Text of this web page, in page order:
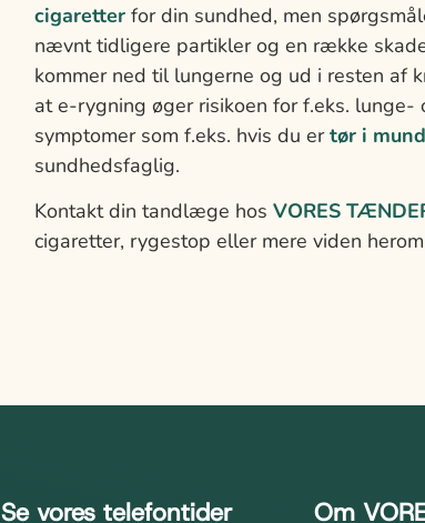
cigaretter for din sundhed, men
nævnt tidligere partikler og en række
kommer ned til lungerne og ud i resten af
at e-rygning øger risikoen for f.eks.
symptomer som f.eks. hvis du ertør i
sundhedsfaglig.
Kontakt din tandlæge hos VORES
cigaretter, rygestop eller mere viden
Se vores telefontider Om